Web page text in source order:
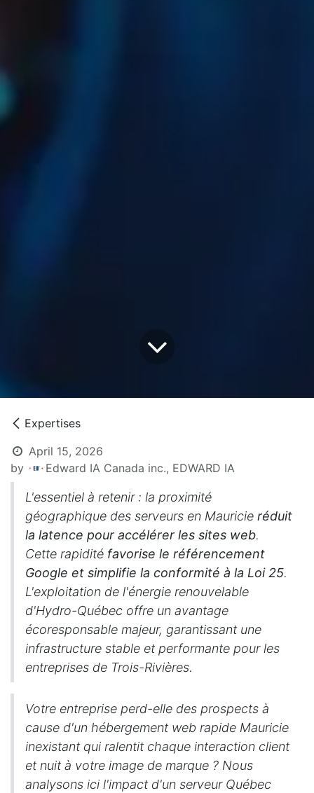
Expertises
April 15, 2026
by
Edward IA Canada inc., EDWARD IA
L'essentiel à retenir : la proximité
géographique des serveurs en Mauricie réduit
la latence pour accélérer les sites web.
Cette rapidité favorise le référencement
Google et simplifie la conformité à la Loi 25.
L'exploitation de l'énergie renouvelable
d'Hydro-Québec offre un avantage
écoresponsable majeur, garantissant une
infrastructure stable et performante pour les
entreprises de Trois-Rivières.
Votre entreprise perd-elle des prospects à
cause d'un hébergement web rapide Mauricie
inexistant qui ralentit chaque interaction client
et nuit à votre image de marque ? Nous
analysons ici l'impact d'un serveur Québec